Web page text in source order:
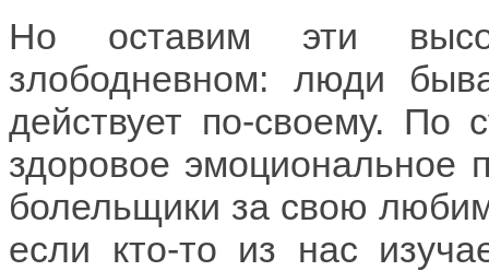
Но оставим эти
злободневном: люди
действует по-своему. По
здоровое эмоциональное
болельщики за свою
если кто-то из нас